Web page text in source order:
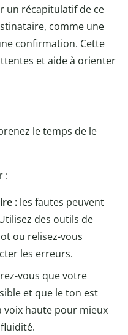
un récapitulatif de ce
comme une
confirmation. Cette
et aide à orienter
le temps de le
:
: les fautes peuvent
des outils de
ou relisez-vous
les erreurs.
vous que votre
et que le ton est
voix haute pour mieux